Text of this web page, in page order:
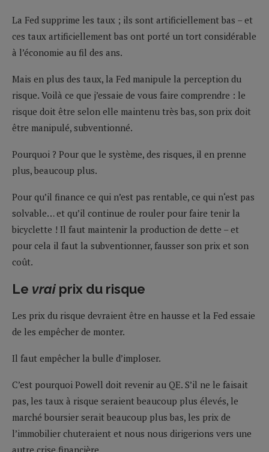
La Fed supprime les taux ; ils sont artificiellement bas – et
ces taux artificiellement bas ont porté un tort considérable
à l’économie au fil des ans.
Mais en plus des taux, la Fed manipule la perception du
risque. Voilà ce que j’essaie de vous faire comprendre : le
risque doit être selon elle maintenu très bas, son prix doit
être manipulé, subventionné.
Pourquoi ? Pour que le système, des risques, il en prenne
plus, beaucoup plus.
Pour qu’il finance ce qui n’est pas rentable, ce qui n‘est pas
solvable… et qu’il continue de rouler pour faire tenir la
bicyclette ! Il faut maintenir la production de dette – et
pour cela il faut la subventionner, fausser son prix et son
coût.
Le vrai prix du risque
Les prix du risque devraient être en hausse et la Fed essaie
de les empêcher de monter.
Il faut empêcher la bulle d’imploser.
C’est pourquoi Powell doit revenir au QE. S’il ne le faisait
pas, les taux à risque seraient beaucoup plus élevés, le
marché boursier serait beaucoup plus bas, les prix de
l’immobilier chuteraient et nous nous dirigerions vers une
autre crise financière.